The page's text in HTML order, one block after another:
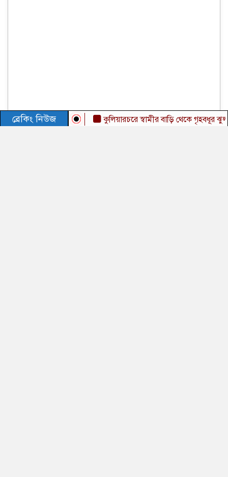
ব্রেকিং নিউজ কুলিয়ারচরে স্বামীর বাড়ি থেকে গৃহবধূর ঝুলন্ত